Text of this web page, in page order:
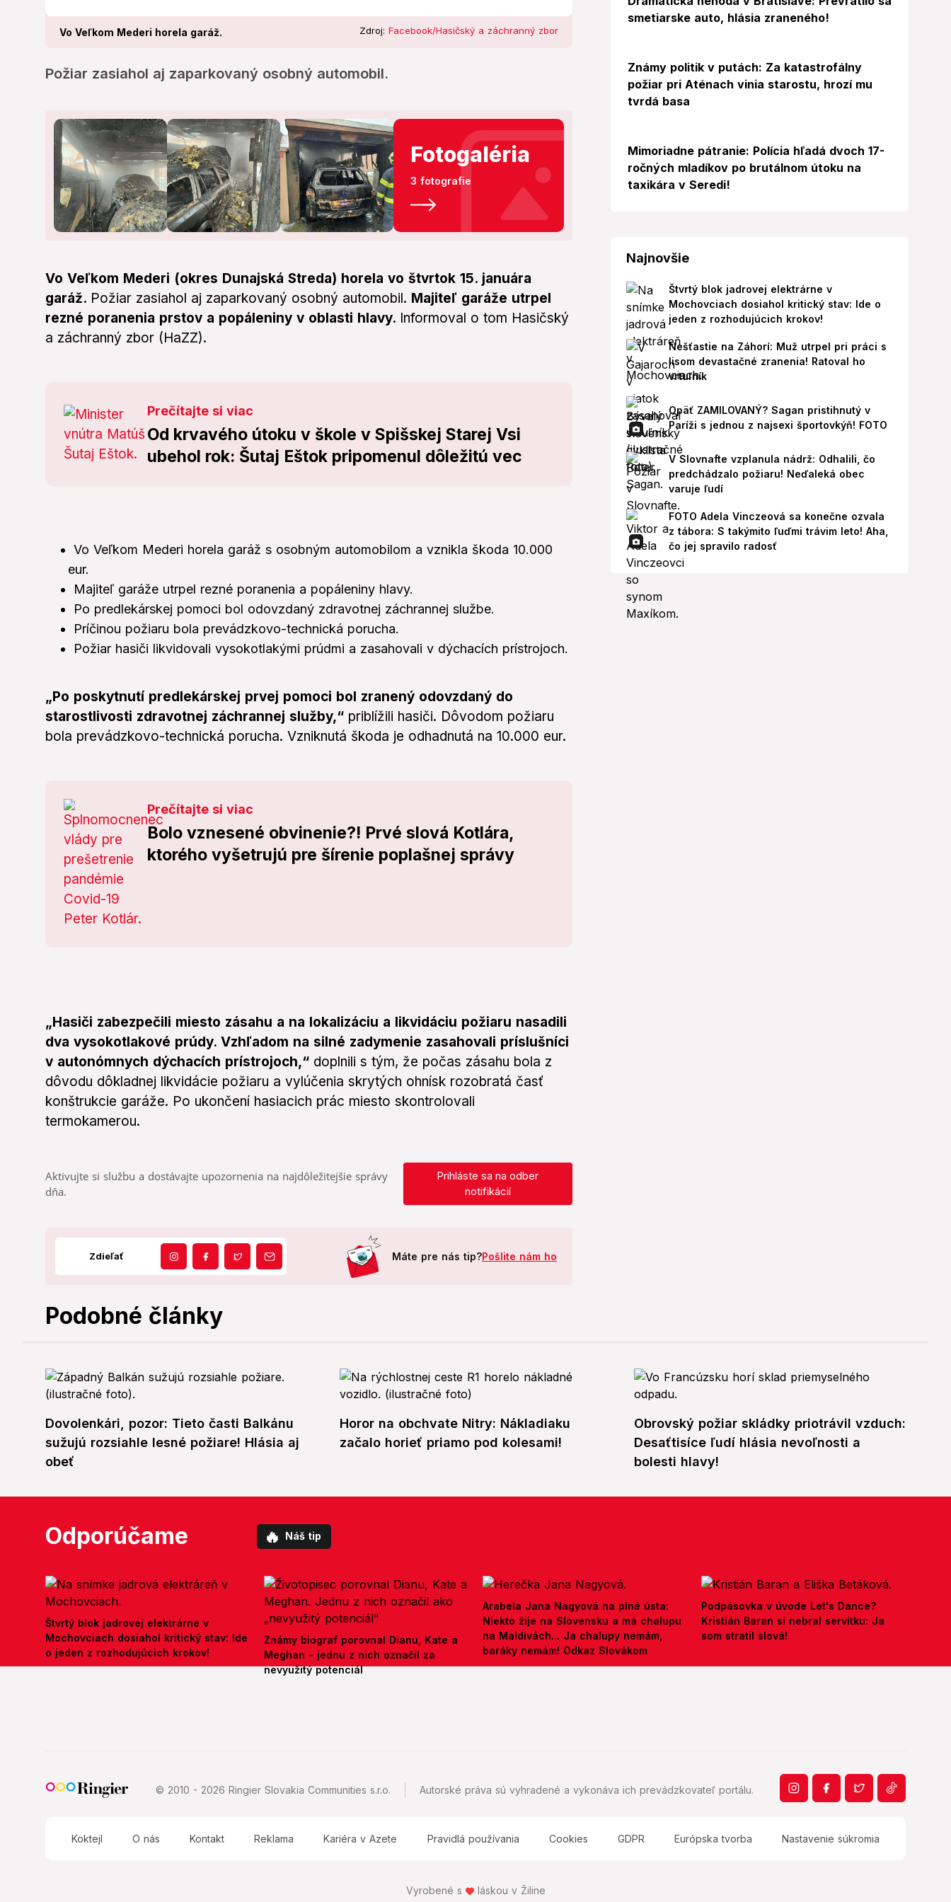
Vo Veľkom Mederi horela garáž. Zdroj: Facebook/Hasičský a záchranný zbor
Požiar zasiahol aj zaparkovaný osobný automobil.
Fotogaléria
3 fotografie
Vo Veľkom Mederi (okres Dunajská Streda) horela vo štvrtok 15. januára
garáž. Požiar zasiahol aj zaparkovaný osobný automobil. Majiteľ garáže utrpel
rezné poranenia prstov a popáleniny v oblasti hlavy. Informoval o tom Hasičský
a záchranný zbor (HaZZ).
Prečítajte si viac
Od krvavého útoku v škole v Spišskej Starej Vsi
ubehol rok: Šutaj Eštok pripomenul dôležitú vec
Vo Veľkom Mederi horela garáž s osobným automobilom a vznikla škoda 10.000
eur.
Majiteľ garáže utrpel rezné poranenia a popáleniny hlavy.
Po predlekárskej pomoci bol odovzdaný zdravotnej záchrannej službe.
Príčinou požiaru bola prevádzkovo-technická porucha.
Požiar hasiči likvidovali vysokotlakými prúdmi a zasahovali v dýchacích prístrojoch.
„Po poskytnutí predlekárskej prvej pomoci bol zranený odovzdaný do
starostlivosti zdravotnej záchrannej služby,“ priblížili hasiči. Dôvodom požiaru
bola prevádzkovo-technická porucha. Vzniknutá škoda je odhadnutá na 10.000 eur.
Prečítajte si viac
Bolo vznesené obvinenie?! Prvé slová Kotlára,
ktorého vyšetrujú pre šírenie poplašnej správy
„Hasiči zabezpečili miesto zásahu a na lokalizáciu a likvidáciu požiaru nasadili
dva vysokotlakové prúdy. Vzhľadom na silné zadymenie zasahovali príslušníci
v autonómnych dýchacích prístrojoch,“ doplnili s tým, že počas zásahu bola z
dôvodu dôkladnej likvidácie požiaru a vylúčenia skrytých ohnísk rozobratá časť
konštrukcie garáže. Po ukončení hasiacich prác miesto skontrolovali
termokamerou.
Aktivujte si službu a dostávajte upozornenia na najdôležitejšie správy
dňa.
Prihláste sa na odber
notifikácií
Zdieľať Máte pre nás tip?Pošlite nám ho
smetiarske auto, hlásia zraneného!
Známy politik v putách: Za katastrofálny
požiar pri Aténach vinia starostu, hrozí mu
tvrdá basa
Mimoriadne pátranie: Polícia hľadá dvoch 17-
ročných mladíkov po brutálnom útoku na
taxikára v Seredi!
Najnovšie
Štvrtý blok jadrovej elektrárne v
Mochovciach dosiahol kritický stav: Ide o
jeden z rozhodujúcich krokov!
Nešťastie na Záhorí: Muž utrpel pri práci s
lisom devastačné zranenia! Ratoval ho
vrtuľník
Opäť ZAMILOVANÝ? Sagan pristihnutý v
Paríži s jednou z najsexi športovkýň! FOTO
V Slovnafte vzplanula nádrž: Odhalili, čo
predchádzalo požiaru! Neďaleká obec
varuje ľudí
FOTO Adela Vinczeová sa konečne ozvala
z tábora: S takýmito ľuďmi trávim leto! Aha,
čo jej spravilo radosť
Podobné články
Dovolenkári, pozor: Tieto časti Balkánu
sužujú rozsiahle lesné požiare! Hlásia aj
obeť
Horor na obchvate Nitry: Nákladiaku
začalo horieť priamo pod kolesami!
Obrovský požiar skládky priotrávil vzduch:
Desaťtisíce ľudí hlásia nevoľnosti a
bolesti hlavy!
Odporúčame 🔥 Náš tip
Štvrtý blok jadrovej elektrárne v
Mochovciach dosiahol kritický stav: Ide
o jeden z rozhodujúcich krokov!
Známy biograf porovnal Dianu, Kate a
Meghan - jednu z nich označil za
nevyužitý potenciál
Arabela Jana Nagyová na plné ústa:
Niekto žije na Slovensku a má chalupu
na Maldivách... Ja chalupy nemám,
baráky nemám! Odkaz Slovákom
Podpásovka v úvode Let's Dance?
Kristián Baran si nebral servítku: Ja
som stratil slová!
© 2010 - 2026 Ringier Slovakia Communities s.r.o. Autorské práva sú vyhradené a vykonáva ich prevádzkovateľ portálu.
Koktejl O nás Kontakt Reklama Kariéra v Azete Pravidlá používania Cookies GDPR Európska tvorba Nastavenie súkromia
Vyrobené s láskou v Žiline